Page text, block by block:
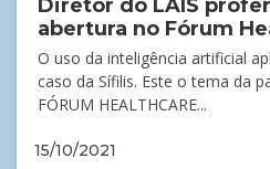
Diretor do LAIS
abertura no Fórum
O uso da inteligência artificial
caso da Sífilis. Este o tema da
FÓRUM HEALTHCARE...
15/10/2021